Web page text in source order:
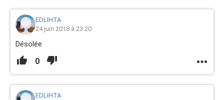
EDLIHTA
24 juin 2018 à 23:20
Désolée
0
EDLIHTA